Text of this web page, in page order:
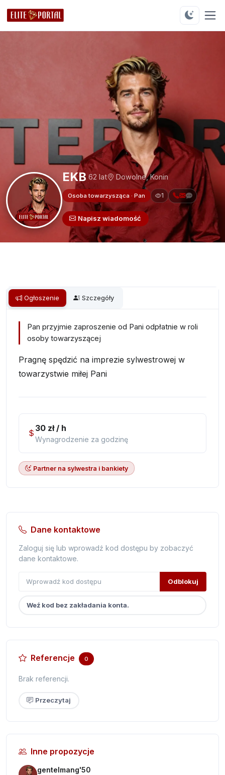
EKB 62 lat Dowolne, Konin
Osoba towarzysząca · Pan 1
Napisz wiadomość
Ogłoszenie Szczegóły
Pan przyjmie zaproszenie od Pani odpłatnie w roli
osoby towarzyszącej
Pragnę spędzić na imprezie sylwestrowej w
towarzystwie miłej Pani
30 zł / h
Wynagrodzenie za godzinę
Partner na sylwestra i bankiety
Dane kontaktowe
Zaloguj się lub wprowadź kod dostępu by zobaczyć
dane kontaktowe.
Odblokuj
Weź kod bez zakładania konta.
Referencje 0
Brak referencji.
Przeczytaj
Inne propozycje
gentelmang'50